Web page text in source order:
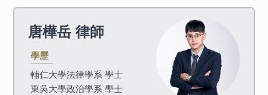
唐樺岳律師
學歷
輔仁大學法律學系 學士
東吳大學政治學系 學士